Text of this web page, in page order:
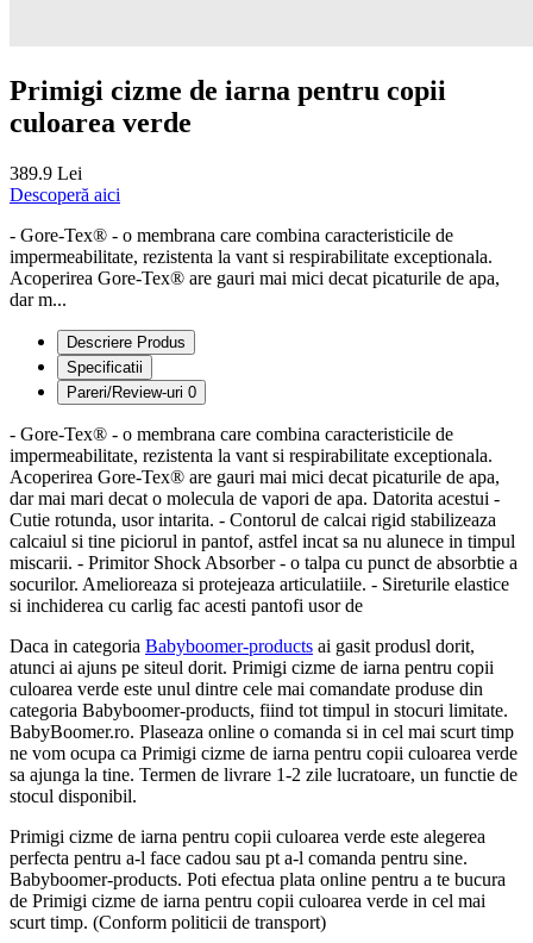
Primigi cizme de iarna pentru copii
culoarea verde
389.9 Lei
Descoperă aici
- Gore-Tex® - o membrana care combina caracteristicile de
impermeabilitate, rezistenta la vant si respirabilitate exceptionala.
Acoperirea Gore-Tex® are gauri mai mici decat picaturile de apa,
dar m...
Descriere Produs
Specificatii
Pareri/Review-uri 0
- Gore-Tex® - o membrana care combina caracteristicile de
impermeabilitate, rezistenta la vant si respirabilitate exceptionala.
Acoperirea Gore-Tex® are gauri mai mici decat picaturile de apa,
dar mai mari decat o molecula de vapori de apa. Datorita acestui -
Cutie rotunda, usor intarita. - Contorul de calcai rigid stabilizeaza
calcaiul si tine piciorul in pantof, astfel incat sa nu alunece in timpul
miscarii. - Primitor Shock Absorber - o talpa cu punct de absorbtie a
socurilor. Amelioreaza si protejeaza articulatiile. - Sireturile elastice
si inchiderea cu carlig fac acesti pantofi usor de
Daca in categoria Babyboomer-products ai gasit produsl dorit,
atunci ai ajuns pe siteul dorit. Primigi cizme de iarna pentru copii
culoarea verde este unul dintre cele mai comandate produse din
categoria Babyboomer-products, fiind tot timpul in stocuri limitate.
BabyBoomer.ro. Plaseaza online o comanda si in cel mai scurt timp
ne vom ocupa ca Primigi cizme de iarna pentru copii culoarea verde
sa ajunga la tine. Termen de livrare 1-2 zile lucratoare, un functie de
stocul disponibil.
Primigi cizme de iarna pentru copii culoarea verde este alegerea
perfecta pentru a-l face cadou sau pt a-l comanda pentru sine.
Babyboomer-products. Poti efectua plata online pentru a te bucura
de Primigi cizme de iarna pentru copii culoarea verde in cel mai
scurt timp. (Conform politicii de transport)